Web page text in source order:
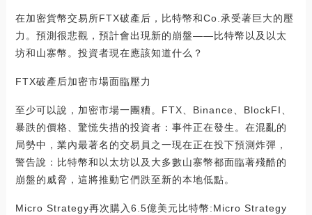
在加密貨幣交易所FTX破產后，比特幣和Co.承受著巨大的壓
力。預測很悲觀，預計會出現新的崩盤——比特幣以及以太
坊和山寨幣。投資者現在應該知道什么？
FTX破產后加密市場面臨壓力
至少可以說，加密市場一團糟。FTX、Binance、BlockFI、
暴跌的價格、驚慌失措的投資者：事件正在發生。在混亂的
局勢中，業內最著名的交易員之一現在正在投下預測炸彈，
警告說：比特幣和以太坊以及大多數山寨幣都面臨著殘酷的
崩盤的威脅，這將推動它們跌至新的本地低點。
Micro Strategy再次購入6.5億美元比特幣:Micro Strategy